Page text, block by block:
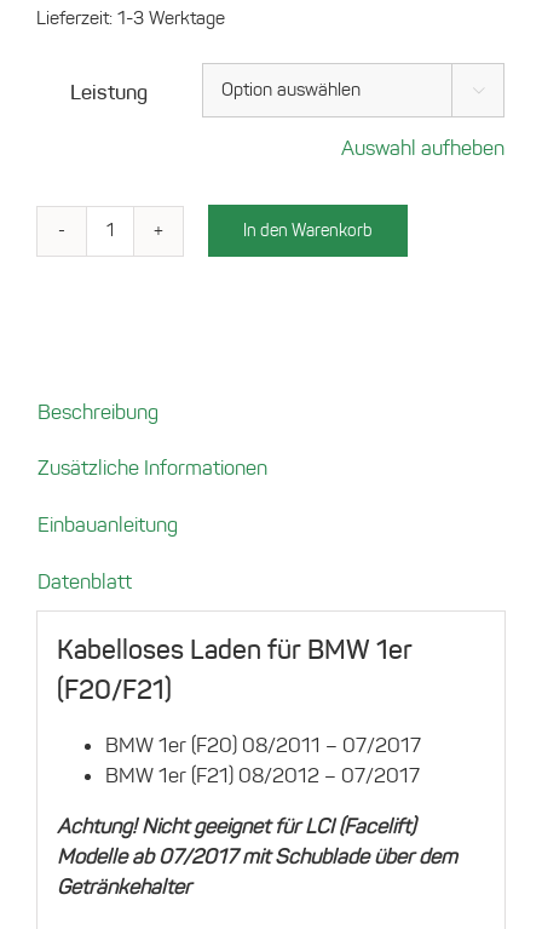
Lieferzeit: 1-3 Werktage
Leistung 
Auswahl aufheben
Wireless
2017]
Menge
In den Warenkorb
Beschreibung
Zusätzliche Informationen
Einbauanleitung
Datenblatt
Kabelloses Laden für BMW 1er
(F20/F21)
BMW 1er (F20) 08/2011 – 07/2017
BMW 1er (F21) 08/2012 – 07/2017
Achtung! Nicht geeignet für LCI (Facelift)
Modelle ab 07/2017 mit Schublade über dem
Getränkehalter